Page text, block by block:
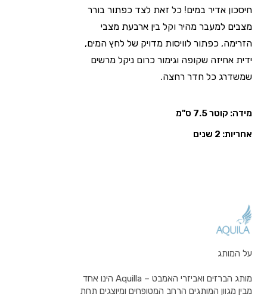
חיסכון אדיר במים! כל זאת לצד כפתור בורר
מצבים למעבר מהיר וקל בין ארבעת מצבי
הזרימה, כפתור לוויסות מדויק של לחץ המים,
ידית אחיזה שקופה וגימור כרום ניקל מרשים
שמשדרג כל חדר רחצה.
מידה: קוטר 7.5 ס"מ
אחריות: 2 שנים
על המותג
מותג הברזים ואביזרי האמבט – Aquilla הינו אחד
מבין מגוון המותגים הרחב המטופחים ומיוצגים תחת